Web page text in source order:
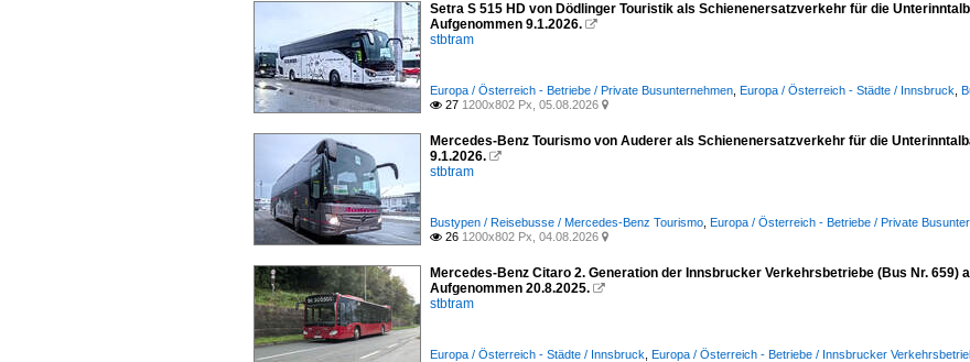
Setra S 515 HD von Dödlinger Touristik als Schienenersatzverkehr für die
Aufgenommen 9.1.2026. 
stbtram
Europa / Österreich - Betriebe / Private Busunternehmen Europa / Österreich - Städte / Innsbruck
 27 1200x802 Px, 05.08.2026 
Mercedes-Benz Tourismo von Auderer als Schienenersatzverkehr für die
9.1.2026. 
stbtram
Bustypen / Reisebusse / Mercedes-Benz Tourismo Europa / Österreich - Betriebe / Private
 26 1200x802 Px, 04.08.2026 
Mercedes-Benz Citaro 2. Generation der Innsbrucker Verkehrsbetriebe (Bus Nr.
Aufgenommen 20.8.2025. 
stbtram
Europa / Österreich - Städte / Innsbruck Europa / Österreich - Betriebe / Innsbrucker